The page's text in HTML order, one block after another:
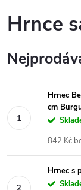
Hrnce
Hrnec
cm
842 Kč
Hrnec s